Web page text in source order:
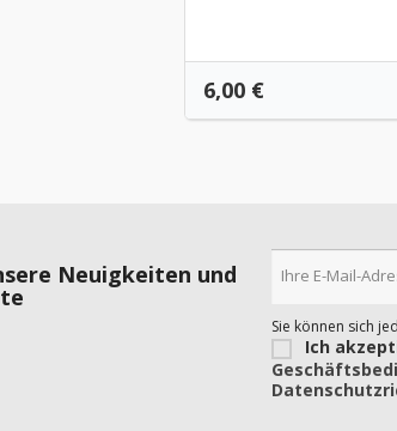
Preis
6,00 €
Neuigkeiten und
Sie können sich
Ich